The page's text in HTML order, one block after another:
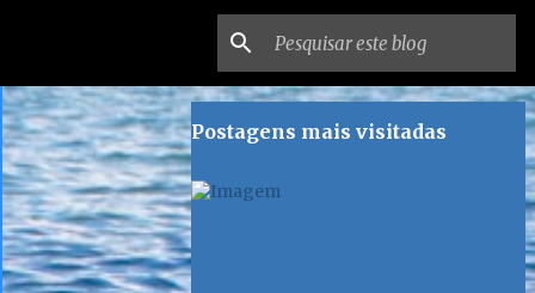
Postagens mais visitadas